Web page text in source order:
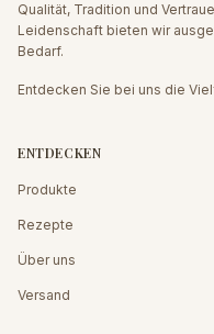
Qualität, Tradition und
Leidenschaft bieten wir
Bedarf.
Entdecken Sie bei uns die
ENTDECKEN
Produkte
Rezepte
Über uns
Versand